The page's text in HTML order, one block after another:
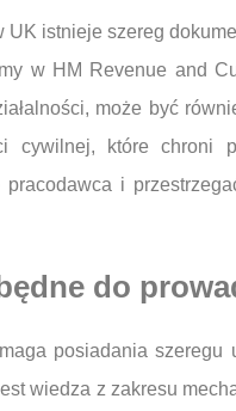
UK istnieje szereg
w HM Revenue and
może być
cywilnej, które chroni
i
do
posiadania szeregu
wiedza z zakresu